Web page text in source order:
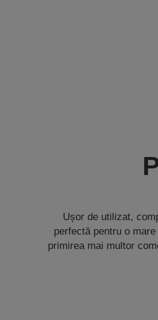
Ușor de utilizat,
perfectă pentru o
primirea mai multor